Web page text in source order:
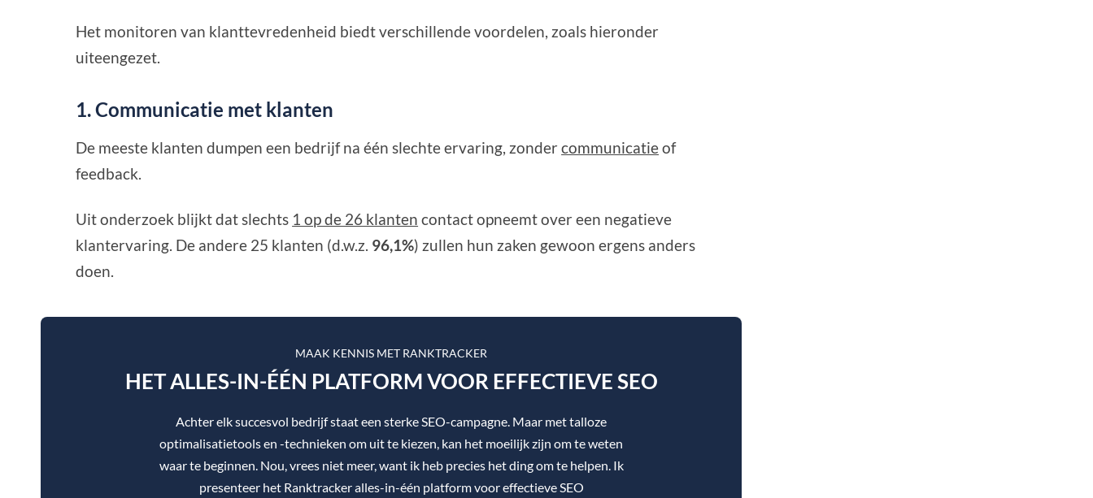
Het monitoren van klanttevredenheid biedt verschillende voordelen, zoals hieronder
uiteengezet.
1. Communicatie met klanten
De meeste klanten dumpen een bedrijf na één slechte ervaring, zondercommunicatieof
feedback.
Uit onderzoek blijkt dat slechts 1 op de 26 klanten contact opneemt over een negatieve
klantervaring. De andere 25 klanten (d.w.z. 96,1%) zullen hun zaken gewoon ergens anders
doen.
MAAK KENNIS MET RANKTRACKER
HET ALLES-IN-ÉÉN PLATFORM VOOR EFFECTIEVE SEO
Achter elk succesvol bedrijf staat een sterke SEO-campagne. Maar met talloze
optimalisatietools en -technieken om uit te kiezen, kan het moeilijk zijn om te weten
waar te beginnen. Nou, vrees niet meer, want ik heb precies het ding om te helpen. Ik
presenteer het Ranktracker alles-in-één platform voor effectieve SEO